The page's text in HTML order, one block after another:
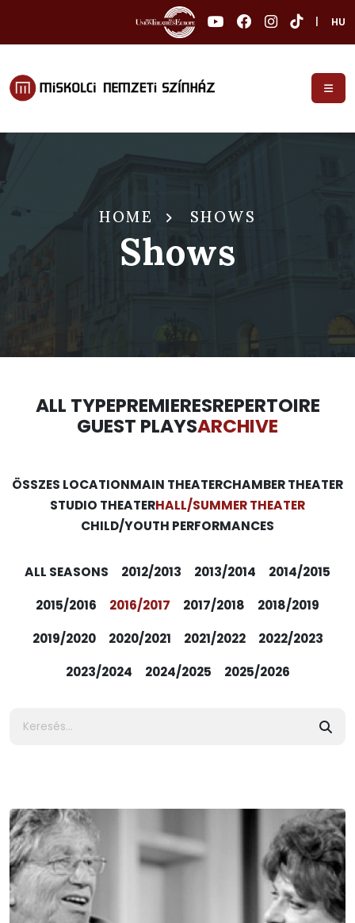
HU
HOME SHOWS
Shows
ALL TYPEPREMIERESREPERTOIRE
GUEST PLAYSARCHIVE
ÖSSZES LOCATIONMAIN THEATERCHAMBER THEATER
STUDIO THEATERHALL/SUMMER THEATER
CHILD/YOUTH PERFORMANCES
ALL SEASONS 2012/2013 2013/2014
2014/2015
2015/2016
2016/2017 2017/2018
2018/2019
2019/2020
2020/2021 2021/2022
2022/2023
2023/2024
2024/2025 2025/2026